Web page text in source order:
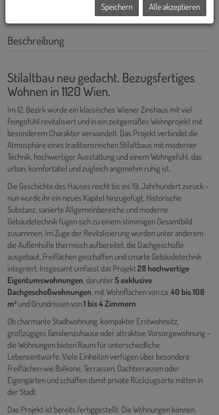
Beschreibung
Stilaltbau neu gedacht. Bezugsfertiges
Wohnen in 1120 Wien.
Im 12. Bezirk wurde ein klassisches Wiener Zinshaus mit viel
Feingefühl revitalisiert und in ein zeitgemäßes Wohnprojekt mit
besonderem Charakter verwandelt. Das Projekt verbindet die
Atmosphäre eines traditionsreichen Stilaltbaus mit moderner
Technik, hochwertiger Ausstattung und einem Wohngefühl, das
urban, komfortabel und zugleich angenehm ruhig ist.
Die Geschichte des Hauses reicht bis ins 19. Jahrhundert zurück –
nun wurde ihr ein neues Kapitel hinzugefügt. Historische
Substanz, sanierte Allgemeinbereiche und moderne
Gebäudetechnik fügen sich zu einem stimmigen Gesamtbild
zusammen. Im Zuge der Revitalisierung wurden unter anderem
die Außenhülle thermisch aufbereitet, die Dachgeschoße
ausgebaut, Freiflächen geschaffen und smarte Gebäudetechnik
integriert. Insgesamt umfasst das Projekt28 hochwertige
Eigentumswohnungen, darunter5 exklusive
Dachgeschoßwohnungen, mit Wohnflächen von ca.40 bis 108
m²und Grundrissen von1 bis 4 Zimmern.
Ob charmante Stadtwohnung, kompakter Erstwohnsitz,
großzügiges Familienzuhause oder attraktive Vorsorgewohnung –
die Wohnungen bieten Raum für unterschiedliche
Lebensentwürfe. Viele Einheiten verfügen über besondere
Freiflächen wie Balkone, Terrassen, Dachterrassen oder
Eigengärten und schaffen damit private Rückzugsorte mitten in
der Stadt.
Das Projekt ist bereits fertiggestellt. Die Wohnungen können
Speichern Alle akzeptieren